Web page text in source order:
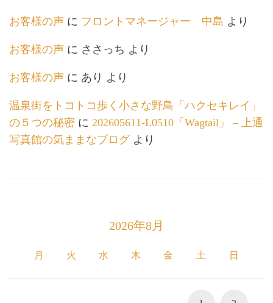
お客様の声 に フロントマネージャー 中島 より
お客様の声 に ささっち より
お客様の声 に あり より
温泉街をトコトコ歩く小さな野鳥「ハクセキレイ」
の５つの秘密 に 202605611-L0510「Wagtail」 – 上通
写真館の気ままなブログより
2026年8月
月 火 水 木 金 土 日